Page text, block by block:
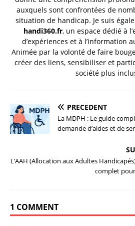
auxquels sont confrontées de
situation de handicap. Je suis
handi360.fr, un espace dédié à
d’expériences et à l’information
Animée par la volonté de faire
créer des liens, sensibiliser et
société plus
PRÉCÉDENT
La MDPH : Le guide
demande d’aides et de
L’AAH (Allocation aux Adultes
complet
1 COMMENT